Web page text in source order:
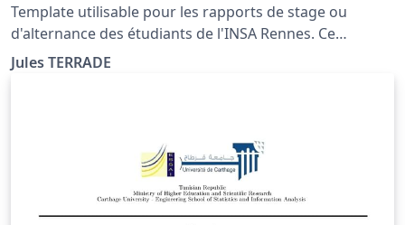
Template utilisable pour les rapports de stage ou
d'alternance des étudiants de l'INSA Rennes. Ce
template s'appuie sur un modèle créé par l'INSA Rennes
au format Word et respecte la chartre graphique de
Jules TERRADE